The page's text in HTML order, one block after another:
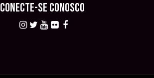
CONECTE-SE CONOSCO